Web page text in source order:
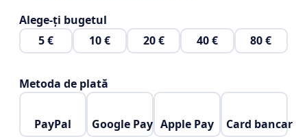
create de aceștia (vezi școli generale, licee,
biserici, reviste, societăți de cultură și
emancipare a poporului) și prin monopolizarea
închinate acestora (dezveliri de busturi, plăci
comemorative, expoziții muzeistice, monografii
aniversare, serbări publice ș.a.m.d.), unde
Alege-ți bugetul
5 €
10 € 20 € 40 € 80 €
Metoda de plată
PayPal Google Pay Apple Pay Card bancar